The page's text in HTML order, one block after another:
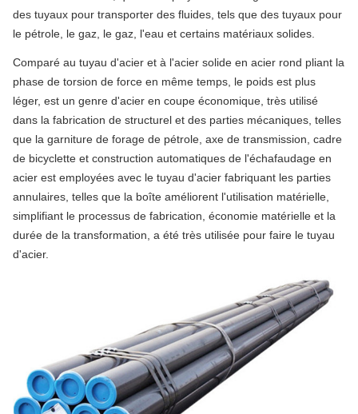
des tuyaux pour transporter des fluides, tels que des tuyaux pour
le pétrole, le gaz, le gaz, l'eau et certains matériaux solides.
Comparé au tuyau d'acier et à l'acier solide en acier rond pliant la
phase de torsion de force en même temps, le poids est plus
léger, est un genre d'acier en coupe économique, très utilisé
dans la fabrication de structurel et des parties mécaniques, telles
que la garniture de forage de pétrole, axe de transmission, cadre
de bicyclette et construction automatiques de l'échafaudage en
acier est employées avec le tuyau d'acier fabriquant les parties
annulaires, telles que la boîte améliorent l'utilisation matérielle,
simplifiant le processus de fabrication, économie matérielle et la
durée de la transformation, a été très utilisée pour faire le tuyau
d'acier.